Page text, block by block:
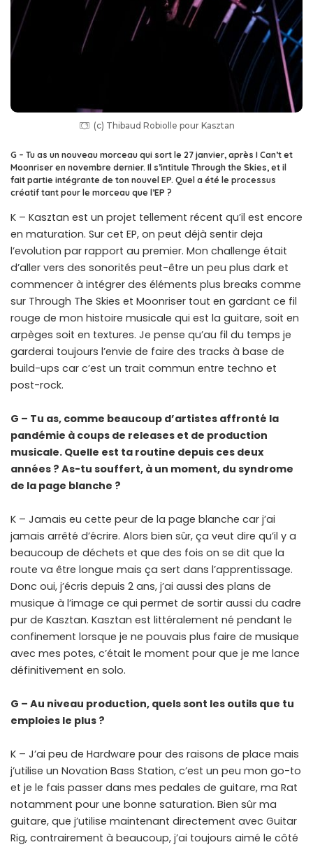
(c) Thibaud Robiolle pour Kasztan
G – Tu as un nouveau morceau qui sort le 27 janvier, après I Can’t et
Moonriser en novembre dernier. Il s’intitule Through the Skies, et il
fait partie intégrante de ton nouvel EP. Quel a été le processus
créatif tant pour le morceau que l’EP ?
K – Kasztan est un projet tellement récent qu’il est encore
en maturation. Sur cet EP, on peut déjà sentir deja
l’evolution par rapport au premier. Mon challenge était
d’aller vers des sonorités peut-être un peu plus dark et
commencer à intégrer des éléments plus breaks comme
sur Through The Skies et Moonriser tout en gardant ce fil
rouge de mon histoire musicale qui est la guitare, soit en
arpèges soit en textures. Je pense qu’au fil du temps je
garderai toujours l’envie de faire des tracks à base de
build-ups car c’est un trait commun entre techno et
post-rock.
G – Tu as, comme beaucoup d’artistes affronté la
pandémie à coups de releases et de production
musicale. Quelle est ta routine depuis ces deux
années ? As-tu souffert, à un moment, du syndrome
de la page blanche ?
K – Jamais eu cette peur de la page blanche car j’ai
jamais arrêté d’écrire. Alors bien sûr, ça veut dire qu’il y a
beaucoup de déchets et que des fois on se dit que la
route va être longue mais ça sert dans l’apprentissage.
Donc oui, j’écris depuis 2 ans, j’ai aussi des plans de
musique à l’image ce qui permet de sortir aussi du cadre
pur de Kasztan. Kasztan est littéralement né pendant le
confinement lorsque je ne pouvais plus faire de musique
avec mes potes, c’était le moment pour que je me lance
définitivement en solo.
G – Au niveau production, quels sont les outils que tu
emploies le plus ?
K – J’ai peu de Hardware pour des raisons de place mais
j’utilise un Novation Bass Station, c’est un peu mon go-to
et je le fais passer dans mes pedales de guitare, ma Rat
notamment pour une bonne saturation. Bien sûr ma
guitare, que j’utilise maintenant directement avec Guitar
Rig, contrairement à beaucoup, j’ai toujours aimé le côté